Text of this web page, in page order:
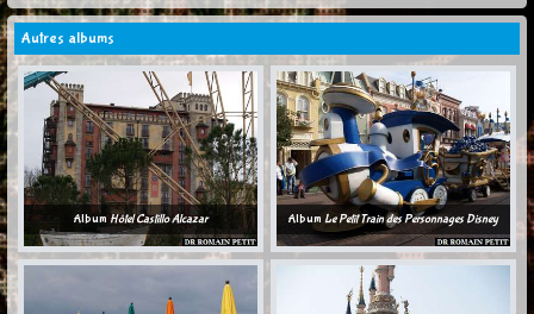
Autres albums
Album Hôtel Castillo Alcazar Album Le Petit Train des Personnages Disney